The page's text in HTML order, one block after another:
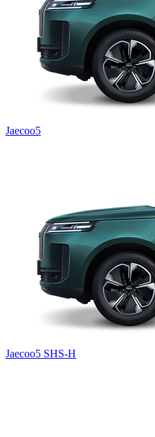
Jaecoo5
Jaecoo5 SHS-H